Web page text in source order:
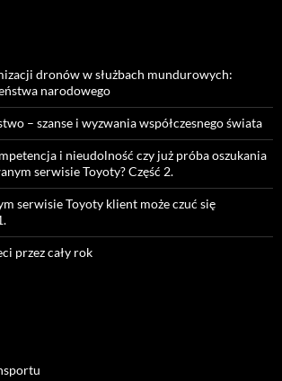
dronów w służbach mundurowych:
narodowego
– szanse i wyzwania współczesnego świata
i nieudolność czy już próba oszukania
serwisie Toyoty? Część 2.
serwisie Toyoty klient może czuć się
przez cały rok